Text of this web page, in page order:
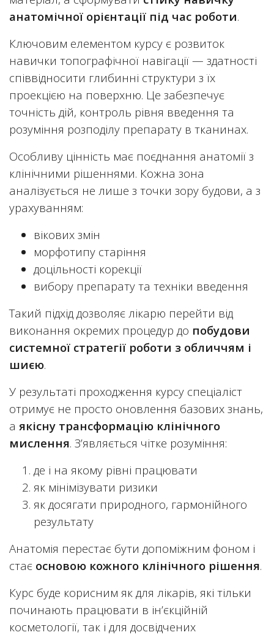
анатомічної орієнтації під час роботи.
Ключовим елементом курсу є розвиток
навички топографічної навігації — здатності
співвідносити глибинні структури з їх
проекцією на поверхню. Це забезпечує
точність дій, контроль рівня введення та
розуміння розподілу препарату в тканинах.
Особливу цінність має поєднання анатомії з
клінічними рішеннями. Кожна зона
аналізується не лише з точки зору будови, а з
урахуванням:
вікових змін
морфотипу старіння
доцільності корекції
вибору препарату та техніки введення
Такий підхід дозволяє лікарю перейти від
виконання окремих процедур до побудови
системної стратегії роботи з обличчям і
шиєю.
У результаті проходження курсу спеціаліст
отримує не просто оновлення базових знань,
а якісну трансформацію клінічного
мислення. З’являється чітке розуміння:
де і на якому рівні працювати
як мінімізувати ризики
як досягати природного, гармонійного
результату
Анатомія перестає бути допоміжним фоном і
стає основою кожного клінічного рішення.
Курс буде корисним як для лікарів, які тільки
починають працювати в ін’єкційній
косметології, так і для досвідчених